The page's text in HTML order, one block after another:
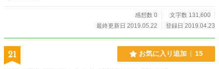
感想数 0
文字数 131,600
最終更新日 2019.05.22
登録日 2019.04.23
21 お気に入り追加 15